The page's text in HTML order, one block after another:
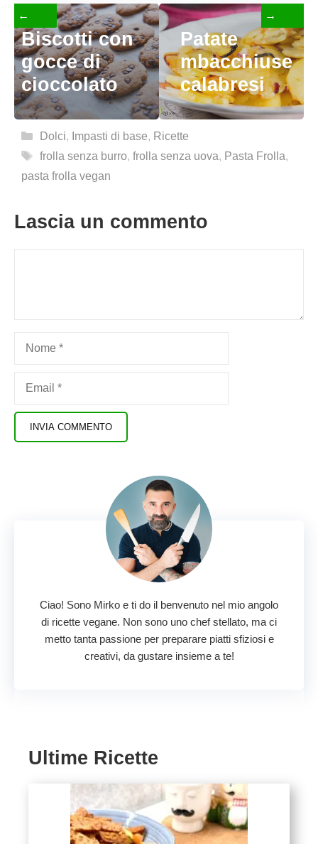
Biscotti con
gocce di
cioccolato
← →
Patate
mbacchiuse
calabresi
Categorie
Dolci, Impasti di base, Ricette
Tag
frolla senza burro, frolla senza uova, Pasta Frolla,
pasta frolla vegan
Lascia un commento
Ciao! Sono Mirko e ti do il benvenuto nel mio angolo
di ricette vegane. Non sono uno chef stellato, ma ci
metto tanta passione per preparare piatti sfiziosi e
creativi, da gustare insieme a te!
Ultime Ricette